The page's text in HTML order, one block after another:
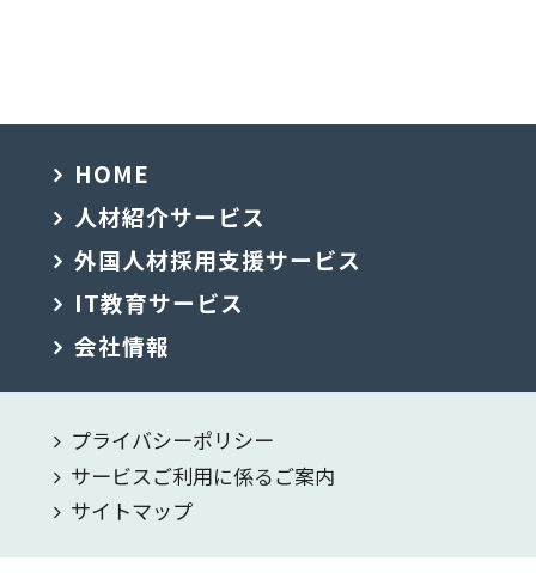
HOME
人材紹介サービス
外国人材採用支援サービス
IT教育サービス
会社情報
プライバシーポリシー
サービスご利用に係るご案内
サイトマップ